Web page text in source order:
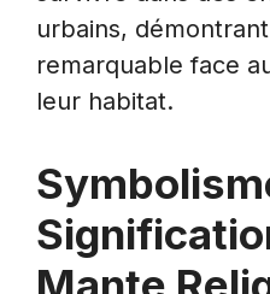
urbains,
remarquable face
leur habitat.